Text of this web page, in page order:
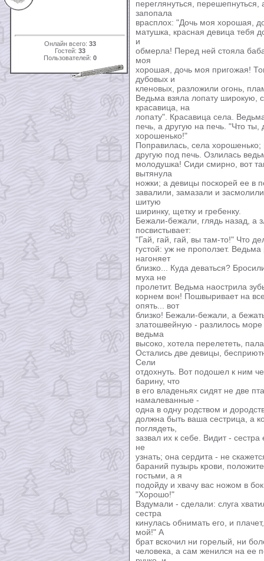
Онлайн всего: 33
Гостей: 33
Пользователей: 0
переглянуться,
запопала
врасплох: "Дочь моя хорошая,
матушка, красная девица тебя
и
обмерла! Перед ней стояла
моя
хорошая, дочь моя пригожая!
дубовых и
кленовых, разложили огонь,
Ведьма взяла лопату широкую,
красавица, на
лопату". Красавица села.
печь, а другую на печь. "Что
хорошенько!"
Поправилась, села хорошенько;
другую под печь. Озлилась
молодушка! Сиди смирно, вот
вытянула
ножки; а девицы поскорей ее в
завалили, замазали и
шитую
ширинку, щетку и гребенку.
Бежали-бежали, глядь назад, а
посвистывает:
"Гай, гай, гай, вы там-то!" Что
густой: уж не проползет.
нагоняет
близко... Куда деваться?
муха не
пролетит. Ведьма наострила
корнем вон! Пошвыривает на
опять... вот
близко! Бежали-бежали, а
златошвейную - разлилось
ведьма
высоко, хотела перелететь,
Остались две девицы,
Сели
отдохнуть. Вот подошел к ним
барину, что
в его владеньях сидят не две
намалеванные -
одна в одну родством и
должна быть ваша сестрица, а
поглядеть,
зазвал их к себе. Видит -
не
узнать; она сердита - не
бараний пузырь крови,
гостьми, а я
подойду и хвачу вас ножом в
"Хорошо!"
Вздумали - сделали: слуга
сестра
кинулась обнимать его, и
мой!" А
брат вскочил ни горелый, ни
человека, а сам женился на ее